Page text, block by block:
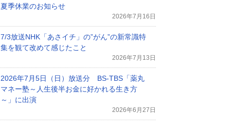
夏季休業のお知らせ
2026年7月16日
7/3放送NHK「あさイチ」の”がん”の新常識特
集を観て改めて感じたこと
2026年7月13日
2026年7月5日（日）放送分 BS-TBS「薬丸
マネー塾～人生後半お金に好かれる生き方
～」に出演
2026年6月27日